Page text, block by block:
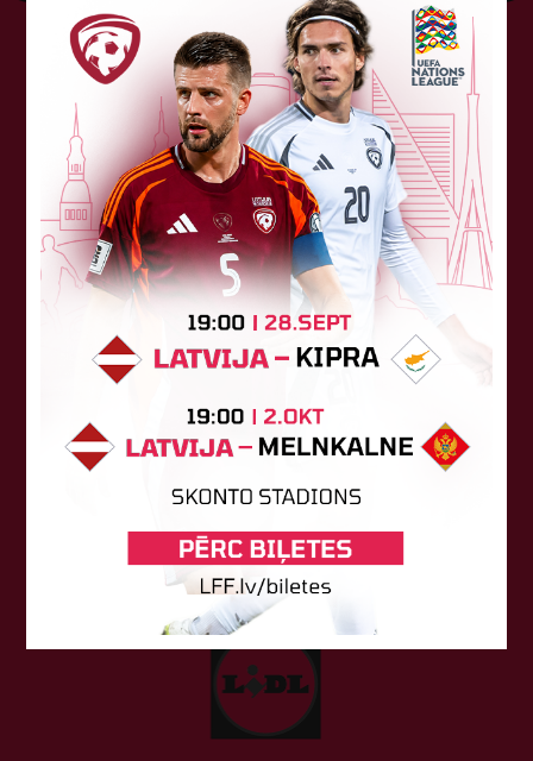
Tehniskais sponsors
Sponsori